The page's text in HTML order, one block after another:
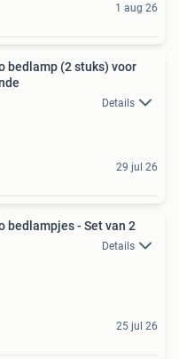
1 aug 26
bedlamp (2 stuks) voor
Details
29 jul 26
bedlampjes - Set van 2
Details
25 jul 26